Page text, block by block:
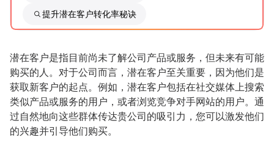
合作共进
认证服务商 设计服务商
有赞云 数据通服务
提升潜在客户转化率秘诀
潜在客户是指目前尚未了解公司产品或服务，但未来有可能
购买的人。对于公司而言，潜在客户至关重要，因为他们是
获取新客户的起点。例如，潜在客户包括在社交媒体上搜索
类似产品或服务的用户，或者浏览竞争对手网站的用户。通
过自然地向这些群体传达贵公司的吸引力，您可以激发他们
的兴趣并引导他们购买。